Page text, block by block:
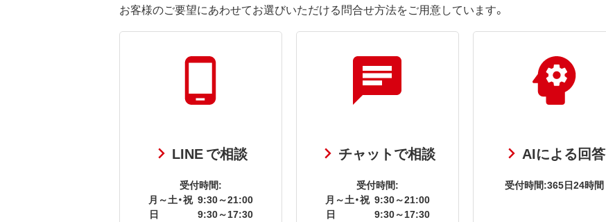
お客様のご要望にあわせてお選びいただける問合せ方法をご用意しています。
LINE で相談
受付時間:
月～土・祝 9:30～21:00
日
9:30～17:30
チャットで相談
受付時間:
月～土・祝 9:30～21:00
日
9:30～17:30
AIによる回答
受付時間:365日24時間